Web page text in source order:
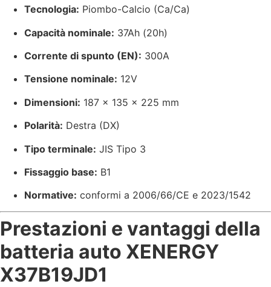
Tecnologia: Piombo-Calcio (Ca/Ca)
Capacità nominale: 37Ah (20h)
Corrente di spunto (EN): 300A
Tensione nominale: 12V
Dimensioni: 187 × 135 × 225 mm
Polarità: Destra (DX)
Tipo terminale: JIS Tipo 3
Fissaggio base: B1
Normative: conformi a 2006/66/CE e 2023/1542
Prestazioni e vantaggi della
batteria auto XENERGY
X37B19JD1